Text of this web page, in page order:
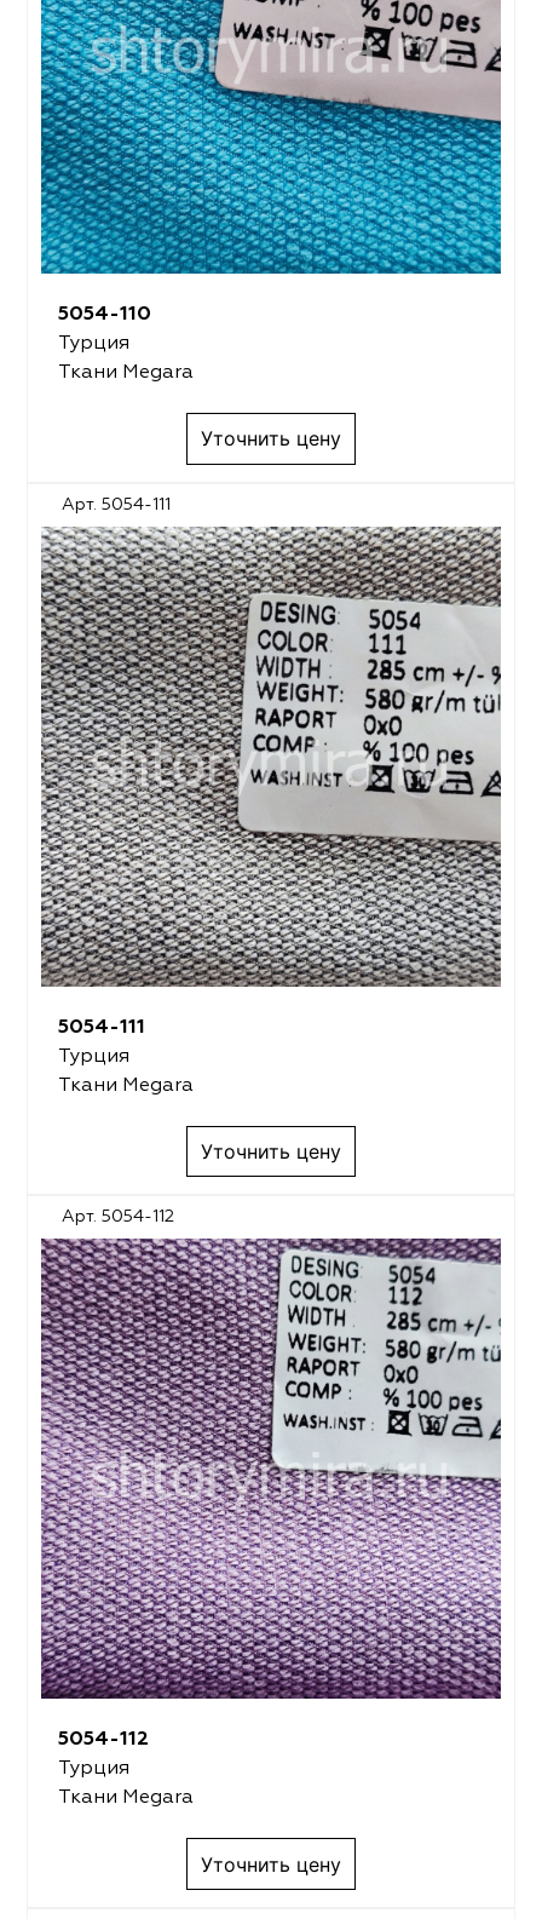
5054-110
Турция
Ткани Megara
Уточнить цену
Арт. 5054-111
5054-111
Турция
Ткани Megara
Уточнить цену
Арт. 5054-112
5054-112
Турция
Ткани Megara
Уточнить цену